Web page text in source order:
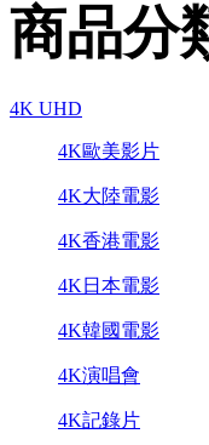
商品分
4K UHD
4K歐美影片
4K大陸電影
4K香港電影
4K日本電影
4K韓國電影
4K演唱會
4K記錄片